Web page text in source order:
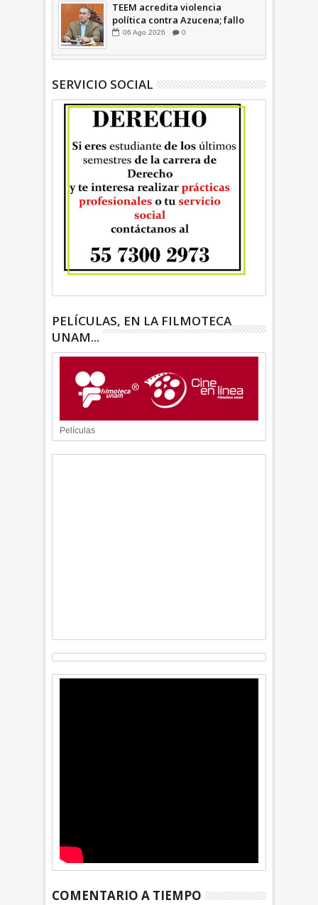
TEEM acredita violencia
política contra Azucena; fallo
confirma guerra sucia: Octavio
06 Ago 2026 0
SERVICIO SOCIAL
PELÍCULAS, EN LA FILMOTECA
UNAM...
Películas
COMENTARIO A TIEMPO